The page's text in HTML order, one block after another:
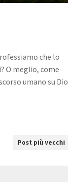
che lo
O meglio, come
umano su Dio
Post più vecchi